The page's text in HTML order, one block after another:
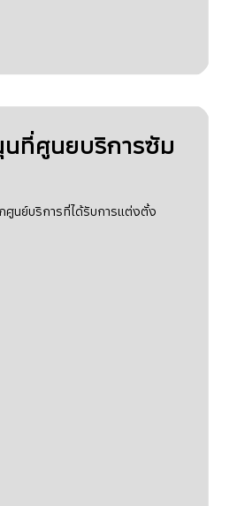
ที่ศูนยบริการซัม
ศูนย์บริการที่ได้รับการแต่งตั้ง